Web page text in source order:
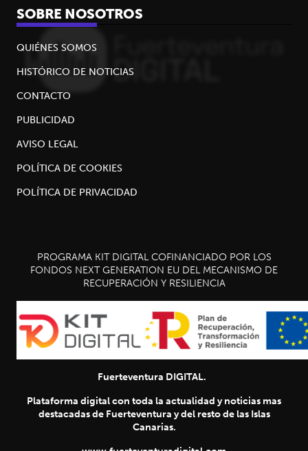
SOBRE NOSOTROS
QUIÉNES SOMOS
HISTÓRICO DE NOTICIAS
CONTACTO
PUBLICIDAD
AVISO LEGAL
POLÍTICA DE COOKIES
POLÍTICA DE PRIVACIDAD
PROGRAMA KIT DIGITAL COFINANCIADO POR LOS
FONDOS NEXT GENERATION EU DEL MECANISMO DE
RECUPERACIÓN Y RESILIENCIA
Fuerteventura DIGITAL.
Plataforma digital con toda la actualidad y noticias mas
destacadas de Fuerteventura y del resto de las Islas
Canarias.